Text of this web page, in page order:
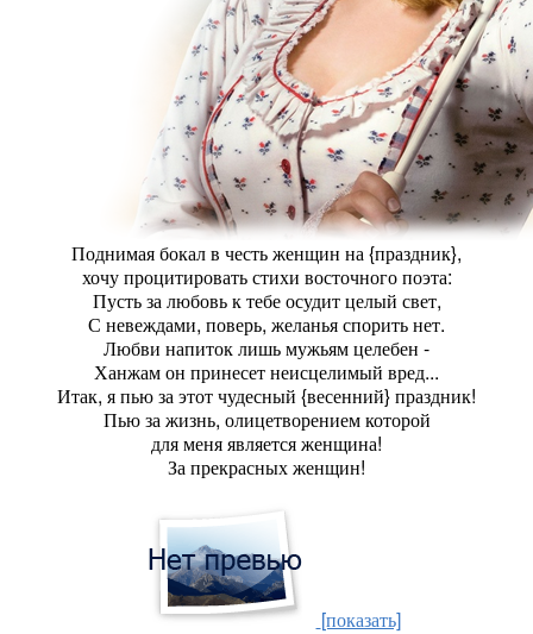
Поднимая бокал в честь женщин на {праздник},
хочу процитировать стихи восточного поэта:
Пусть за любовь к тебе осудит целый свет,
С невеждами, поверь, желанья спорить нет.
Любви напиток лишь мужьям целебен -
Ханжам он принесет неисцелимый вред...
Итак, я пью за этот чудесный {весенний} праздник!
Пью за жизнь, олицетворением которой
для меня является женщина!
За прекрасных женщин!
[показать]